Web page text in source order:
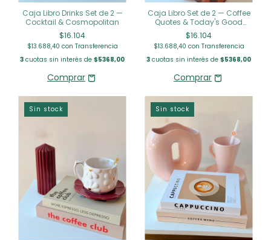
Caja Libro Drinks Set de 2 —
Cocktail & Cosmopolitan
$16.104
$13.688,40 con Transferencia
3 cuotas sin interés de $5368,00
Caja Libro Set de 2 — Coffee
Quotes & Today's Good
Mood
$16.104
$13.688,40 con Transferencia
3 cuotas sin interés de $5368,00
Sin stock Sin stock